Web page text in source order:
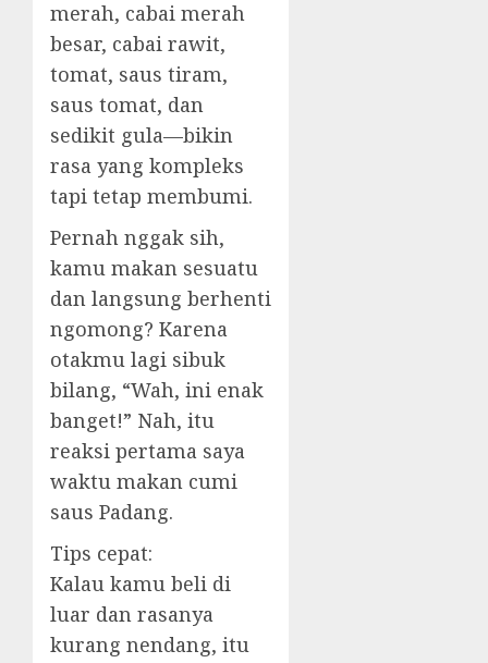
merah, cabai merah
besar, cabai rawit,
tomat, saus tiram,
saus tomat, dan
sedikit gula—bikin
rasa yang kompleks
tapi tetap membumi.
Pernah nggak sih,
kamu makan sesuatu
dan langsung berhenti
ngomong? Karena
otakmu lagi sibuk
bilang, “Wah, ini enak
banget!” Nah, itu
reaksi pertama saya
waktu makan cumi
saus Padang.
Tips cepat:
Kalau kamu beli di
luar dan rasanya
kurang nendang, itu